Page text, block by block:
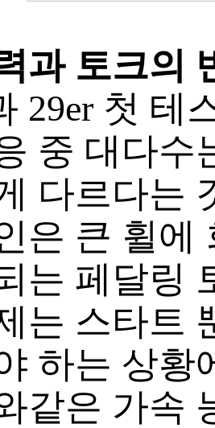
과 토크의
29er 첫 테
중 대다수
다르다는
은 큰 휠에
는 페달링
는 스타트
하는 상황
같은 가속